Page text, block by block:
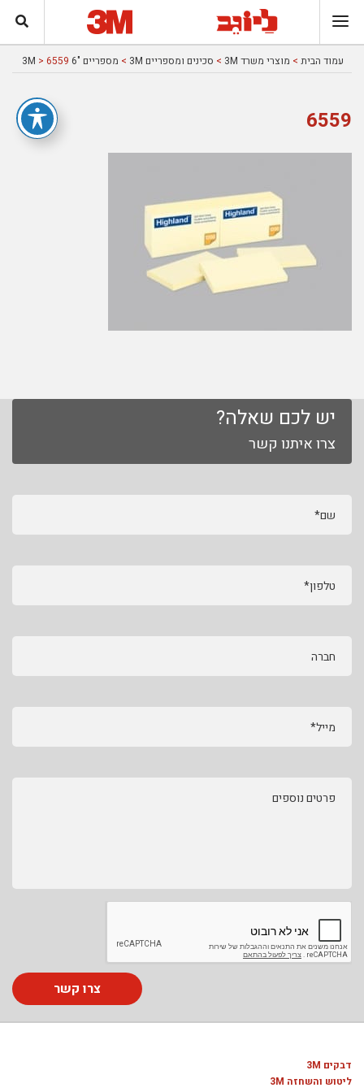
עמוד הבית > מוצרי משרד 3M > סכינים ומספריים 3M > מספריים "6 3M > 6559
6559
יש לכם שאלה?
צרו איתנו קשר
שם*
טלפון*
חברה
מייל*
פרטים נוספים
צרו קשר
דבקים 3M
ליטוש והשחזה 3M